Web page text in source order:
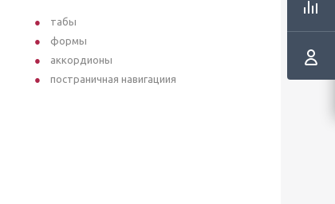
табы
формы
аккордионы
постраничная навигациия